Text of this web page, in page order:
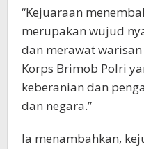
“Kejuaraan
merupakan wujud
dan merawat
Korps Brimob Polri
keberanian dan
dan negara.”
Ia menambahkan,